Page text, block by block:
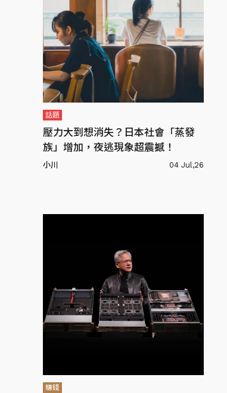
話題
壓力大到想消失？日本社會「蒸發
族」增加，夜逃現象超震撼！
小川 04 Jul,26
賺錢